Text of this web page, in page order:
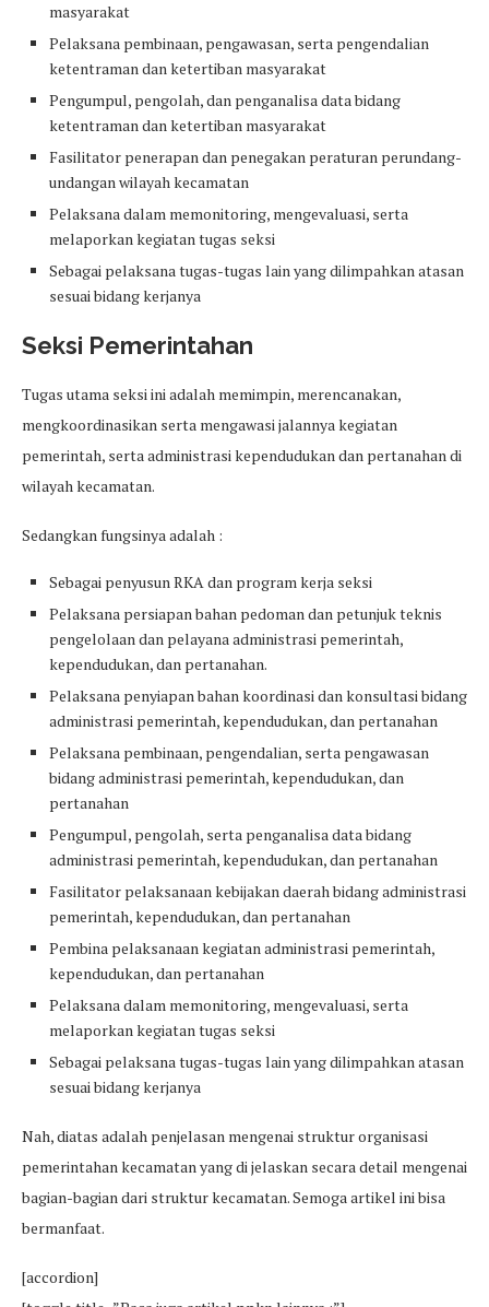
masyarakat
Pelaksana pembinaan, pengawasan, serta pengendalian
ketentraman dan ketertiban masyarakat
Pengumpul, pengolah, dan penganalisa data bidang
ketentraman dan ketertiban masyarakat
Fasilitator penerapan dan penegakan peraturan perundang-
undangan wilayah kecamatan
Pelaksana dalam memonitoring, mengevaluasi, serta
melaporkan kegiatan tugas seksi
Sebagai pelaksana tugas-tugas lain yang dilimpahkan atasan
sesuai bidang kerjanya
Seksi Pemerintahan
Tugas utama seksi ini adalah memimpin, merencanakan,
mengkoordinasikan serta mengawasi jalannya kegiatan
pemerintah, serta administrasi kependudukan dan pertanahan di
wilayah kecamatan.
Sedangkan fungsinya adalah :
Sebagai penyusun RKA dan program kerja seksi
Pelaksana persiapan bahan pedoman dan petunjuk teknis
pengelolaan dan pelayana administrasi pemerintah,
kependudukan, dan pertanahan.
Pelaksana penyiapan bahan koordinasi dan konsultasi bidang
administrasi pemerintah, kependudukan, dan pertanahan
Pelaksana pembinaan, pengendalian, serta pengawasan
bidang administrasi pemerintah, kependudukan, dan
pertanahan
Pengumpul, pengolah, serta penganalisa data bidang
administrasi pemerintah, kependudukan, dan pertanahan
Fasilitator pelaksanaan kebijakan daerah bidang administrasi
pemerintah, kependudukan, dan pertanahan
Pembina pelaksanaan kegiatan administrasi pemerintah,
kependudukan, dan pertanahan
Pelaksana dalam memonitoring, mengevaluasi, serta
melaporkan kegiatan tugas seksi
Sebagai pelaksana tugas-tugas lain yang dilimpahkan atasan
sesuai bidang kerjanya
Nah, diatas adalah penjelasan mengenai struktur organisasi
pemerintahan kecamatan yang di jelaskan secara detail mengenai
bagian-bagian dari struktur kecamatan. Semoga artikel ini bisa
bermanfaat.
[accordion]